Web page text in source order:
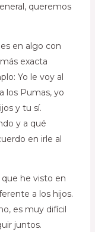
queremos
en algo con
exacta
Yo le voy al
los Pumas, yo
y tu sí.
y a qué
en irle al
he visto en
a los hijos.
es muy difícil
juntos.